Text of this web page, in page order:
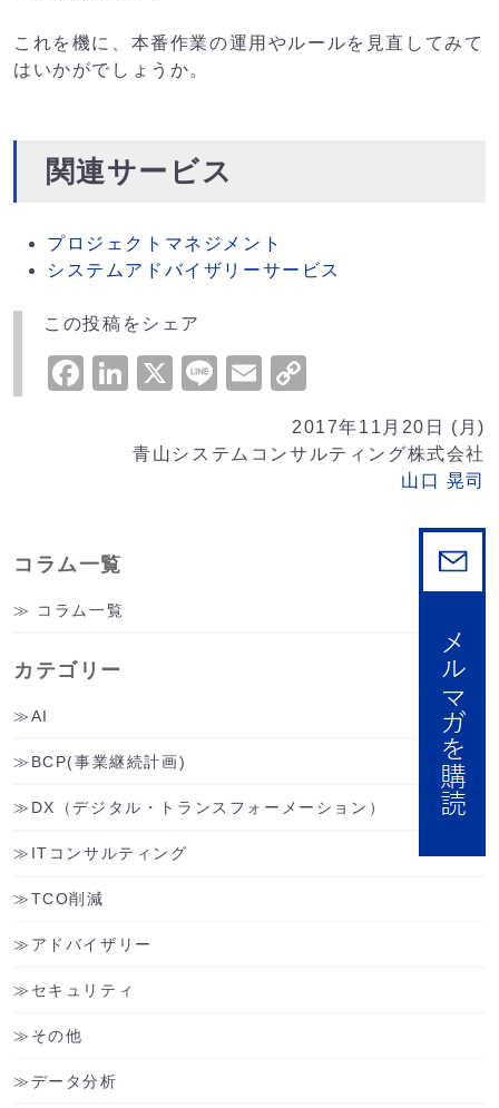
これを機に、本番作業の運用やルールを見直してみて
はいかがでしょうか。
関連サービス
プロジェクトマネジメント
システムアドバイザリーサービス
この投稿をシェア
Facebook
LinkedIn
X LineEmail
Link
2017年11月20日 (月)
青山システムコンサルティング株式会社
山口 晃司
コラム一覧
コラム一覧
カテゴリー
AI
BCP(事業継続計画)
DX（デジタル・トランスフォーメーション）
ITコンサルティング
TCO削減
アドバイザリー
セキュリティ
その他
データ分析